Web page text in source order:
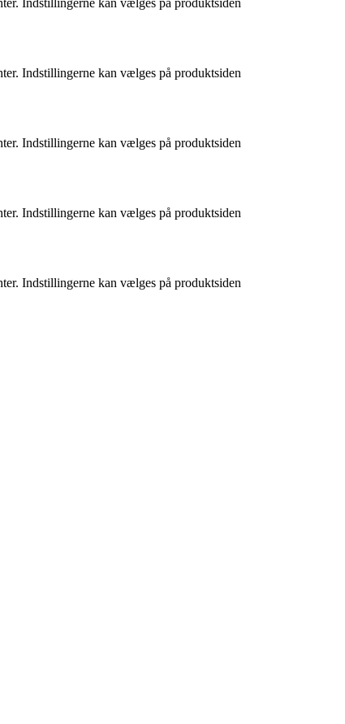
Indstillingerne kan vælges på produktsiden
Indstillingerne kan vælges på produktsiden
Indstillingerne kan vælges på produktsiden
Indstillingerne kan vælges på produktsiden